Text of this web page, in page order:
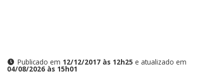
Publicado em 12/12/2017 às 12h25 e atualizado em
04/08/2026 às 15h01